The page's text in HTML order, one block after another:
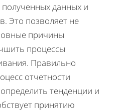
данных и
Это позволяет не
причины
процессы
Правильно
отчетности
тенденции и
принятию